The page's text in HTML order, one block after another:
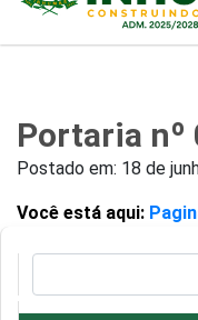
Portaria nº
Postado em: 18 de
Você está aqui: